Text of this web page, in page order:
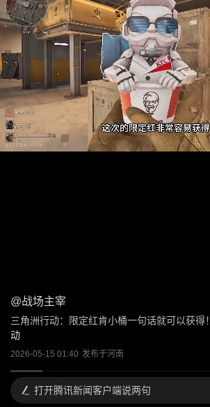
@战场主宰
三角洲行动：限定红肯小桶一句话就可以获得！
动
2026-05-15 01:40 发布于河南
打开腾讯新闻客户端说两句